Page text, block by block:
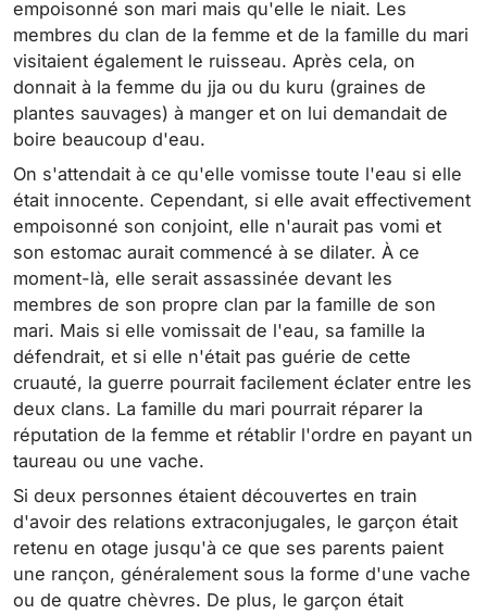
empoisonné son mari mais qu'elle le niait. Les
membres du clan de la femme et de la famille du mari
visitaient également le ruisseau. Après cela, on
donnait à la femme du jja ou du kuru (graines de
plantes sauvages) à manger et on lui demandait de
boire beaucoup d'eau.
On s'attendait à ce qu'elle vomisse toute l'eau si elle
était innocente. Cependant, si elle avait effectivement
empoisonné son conjoint, elle n'aurait pas vomi et
son estomac aurait commencé à se dilater. À ce
moment-là, elle serait assassinée devant les
membres de son propre clan par la famille de son
mari. Mais si elle vomissait de l'eau, sa famille la
défendrait, et si elle n'était pas guérie de cette
cruauté, la guerre pourrait facilement éclater entre les
deux clans. La famille du mari pourrait réparer la
réputation de la femme et rétablir l'ordre en payant un
taureau ou une vache.
Si deux personnes étaient découvertes en train
d'avoir des relations extraconjugales, le garçon était
retenu en otage jusqu'à ce que ses parents paient
une rançon, généralement sous la forme d'une vache
ou de quatre chèvres. De plus, le garçon était